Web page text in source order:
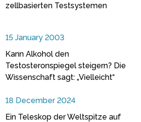
zellbasierten Testsystemen
15 January 2003
Kann Alkohol den
Testosteronspiegel steigern? Die
Wissenschaft sagt: „Vielleicht“
18 December 2024
Ein Teleskop der Weltspitze auf